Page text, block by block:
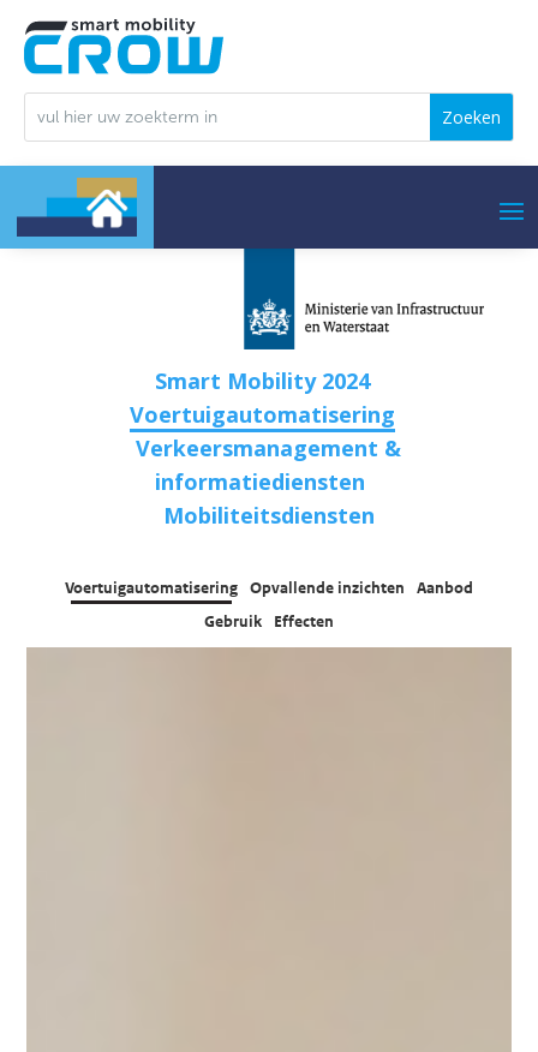
Smart Mobility 2024
Voertuigautomatisering
Verkeersmanagement &
informatiediensten
Mobiliteitsdiensten
Voertuigautomatisering Opvallende inzichten
Aanbod
Gebruik
Effecten